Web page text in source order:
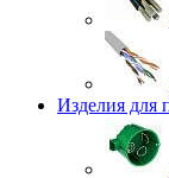
Изделия для